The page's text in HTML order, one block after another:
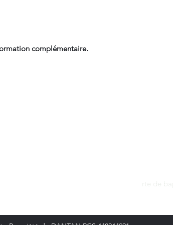
complémentaire.